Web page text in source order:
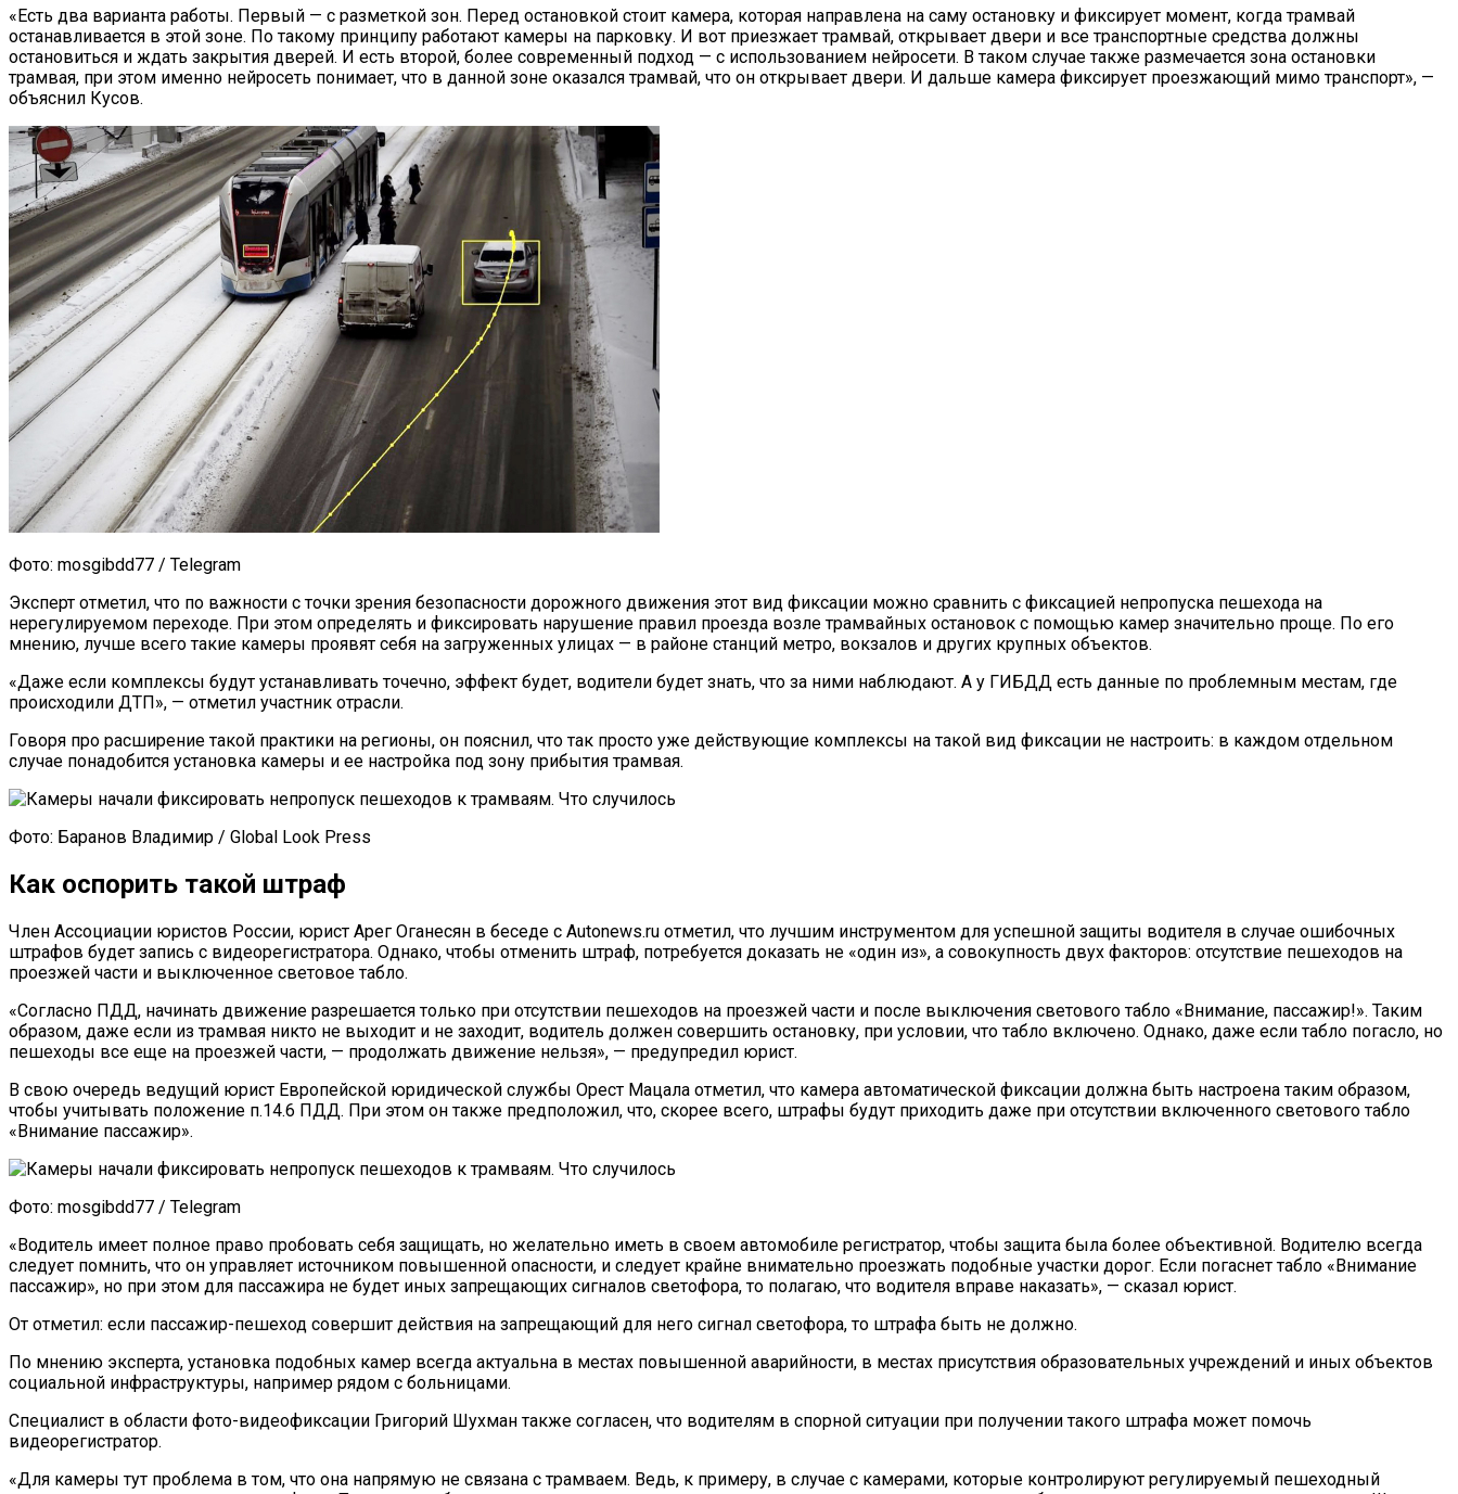
«Есть два варианта работы. Первый — с разметкой зон. Перед остановкой стоит камера, которая направлена на саму остановку и фиксирует момент, когда трамвай
останавливается в этой зоне. По такому принципу работают камеры на парковку. И вот приезжает трамвай, открывает двери и все транспортные средства должны
остановиться и ждать закрытия дверей. И есть второй, более современный подход — с использованием нейросети. В таком случае также размечается зона остановки
трамвая, при этом именно нейросеть понимает, что в данной зоне оказался трамвай, что он открывает двери. И дальше камера фиксирует проезжающий мимо транспорт», —
объяснил Кусов.
Фото: mosgibdd77 / Telegram
Эксперт отметил, что по важности с точки зрения безопасности дорожного движения этот вид фиксации можно сравнить с фиксацией непропуска пешехода на
нерегулируемом переходе. При этом определять и фиксировать нарушение правил проезда возле трамвайных остановок с помощью камер значительно проще. По его
мнению, лучше всего такие камеры проявят себя на загруженных улицах — в районе станций метро, вокзалов и других крупных объектов.
«Даже если комплексы будут устанавливать точечно, эффект будет, водители будет знать, что за ними наблюдают. А у ГИБДД есть данные по проблемным местам, где
происходили ДТП», — отметил участник отрасли.
Говоря про расширение такой практики на регионы, он пояснил, что так просто уже действующие комплексы на такой вид фиксации не настроить: в каждом отдельном
случае понадобится установка камеры и ее настройка под зону прибытия трамвая.
Фото: Баранов Владимир / Global Look Press
Как оспорить такой штраф
Член Ассоциации юристов России, юрист Арег Оганесян в беседе с Autonews.ru отметил, что лучшим инструментом для успешной защиты водителя в случае ошибочных
штрафов будет запись с видеорегистратора. Однако, чтобы отменить штраф, потребуется доказать не «один из», а совокупность двух факторов: отсутствие пешеходов на
проезжей части и выключенное световое табло.
«Согласно ПДД, начинать движение разрешается только при отсутствии пешеходов на проезжей части и после выключения светового табло «Внимание, пассажир!». Таким
образом, даже если из трамвая никто не выходит и не заходит, водитель должен совершить остановку, при условии, что табло включено. Однако, даже если табло погасло, но
пешеходы все еще на проезжей части, — продолжать движение нельзя», — предупредил юрист.
В свою очередь ведущий юрист Европейской юридической службы Орест Мацала отметил, что камера автоматической фиксации должна быть настроена таким образом,
чтобы учитывать положение п.14.6 ПДД. При этом он также предположил, что, скорее всего, штрафы будут приходить даже при отсутствии включенного светового табло
«Внимание пассажир».
Фото: mosgibdd77 / Telegram
«Водитель имеет полное право пробовать себя защищать, но желательно иметь в своем автомобиле регистратор, чтобы защита была более объективной. Водителю всегда
следует помнить, что он управляет источником повышенной опасности, и следует крайне внимательно проезжать подобные участки дорог. Если погаснет табло «Внимание
пассажир», но при этом для пассажира не будет иных запрещающих сигналов светофора, то полагаю, что водителя вправе наказать», — сказал юрист.
От отметил: если пассажир-пешеход совершит действия на запрещающий для него сигнал светофора, то штрафа быть не должно.
По мнению эксперта, установка подобных камер всегда актуальна в местах повышенной аварийности, в местах присутствия образовательных учреждений и иных объектов
социальной инфраструктуры, например рядом с больницами.
Специалист в области фото-видеофиксации Григорий Шухман также согласен, что водителям в спорной ситуации при получении такого штрафа может помочь
видеорегистратор.
«Для камеры тут проблема в том, что она напрямую не связана с трамваем. Ведь, к примеру, в случае с камерами, которые контролируют регулируемый пешеходный